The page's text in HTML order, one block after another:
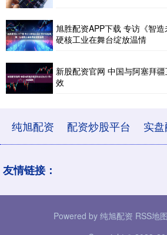
旭胜配资APP下载 专访《智
硬核工业在舞台绽放温情
新股配资官网 中国与阿塞拜
效
纯旭配资 配资炒股平台 实
友情链接：
Powered by 纯旭配资 RSS地图